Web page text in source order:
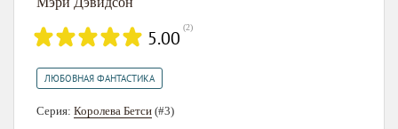
5.00 (2)
ЛЮБОВНАЯ ФАНТАСТИКА
Серия: Королева Бетси (#3)